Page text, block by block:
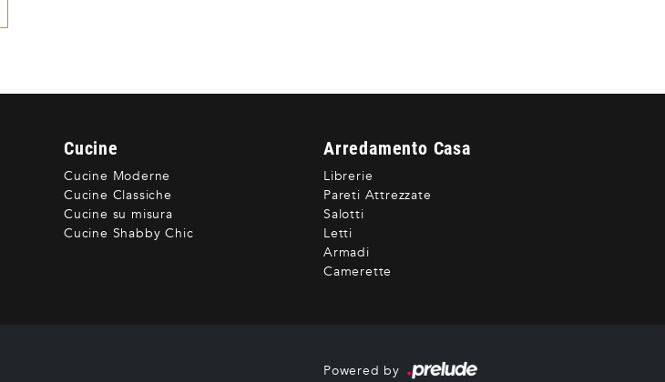
Cucine
Cucine Moderne
Cucine Classiche
Cucine su misura
Cucine Shabby Chic
Arredamento Casa
Librerie
Pareti Attrezzate
Salotti
Letti
Armadi
Camerette
Powered by